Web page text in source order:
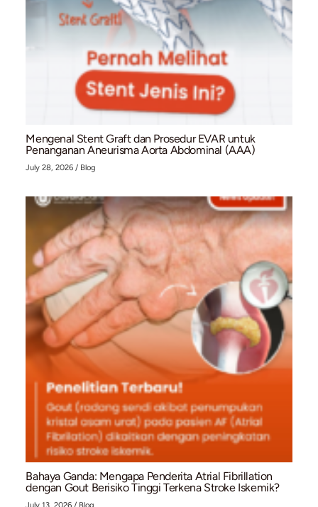
mulai dari stres dan konsumsi kafein hingga gangguan irama
atau aritmia. Walaupun sebagian besar kasus bersifat
yang terjadi berulang atau disertai gejala lain seperti nyeri
napas, atau pusing perlu mendapatkan evaluasi medis.
Deteksi dini aritmia sangat penting untuk mencegah
monitor, dan echocardiography dapat membantu dokter
penyebab palpitasi secara akurat.
Memahami gejala tubuh dan melakukan pemeriksaan
tepat waktu merupakan langkah penting dalam menjaga
kardiovaskular.
Jika Anda memiliki keluhan penyakit jantung, segera
dengan tim dokter kami:
+62 851 9003 7699
cardiacare.id
Referensi
Chugh, S. S., et al. (2014). Worldwide epidemiology of atrial
Circulation, 129(8), 837–847.
Goldberger, A. L., et al. (2018).
Approach. Elsevier.